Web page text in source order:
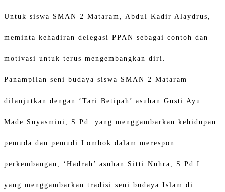
Untuk siswa SMAN 2 Mataram, Abdul Kadir Alaydrus,
meminta kehadiran delegasi PPAN sebagai contoh dan
motivasi untuk terus mengembangkan diri.
Panampilan seni budaya siswa SMAN 2 Mataram
dilanjutkan dengan ‘Tari Betipah’ asuhan Gusti Ayu
Made Suyasmini, S.Pd. yang menggambarkan kehidupan
pemuda dan pemudi Lombok dalam merespon
perkembangan, ‘Hadrah’ asuhan Sitti Nuhra, S.Pd.I.
yang menggambarkan tradisi seni budaya Islam di